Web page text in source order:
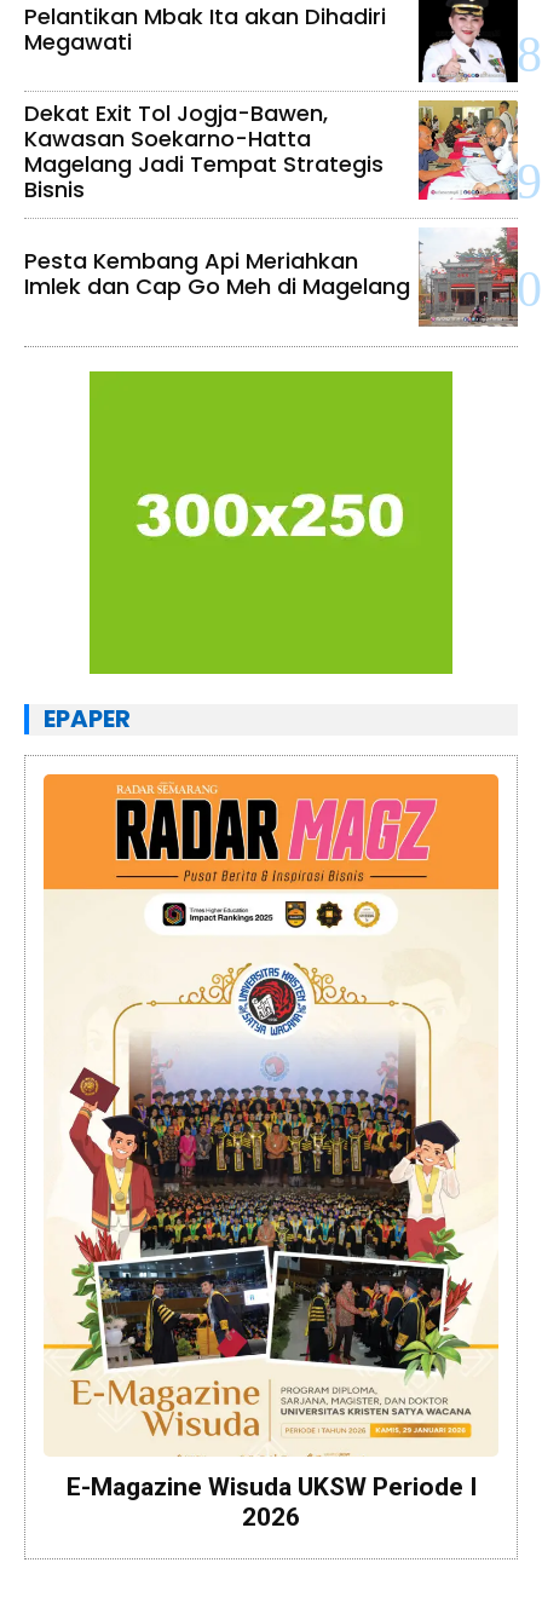
Pelantikan Mbak Ita akan Dihadiri
Megawati
Dekat Exit Tol Jogja-Bawen,
Kawasan Soekarno-Hatta
Magelang Jadi Tempat Strategis
Bisnis
Pesta Kembang Api Meriahkan
Imlek dan Cap Go Meh di Magelang
EPAPER
E-Magazine Wisuda UKSW Periode I
2026